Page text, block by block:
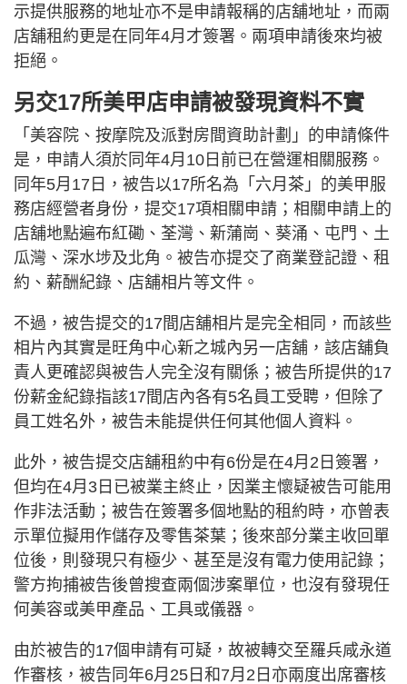
示提供服務的地址亦不是申請報稱的店舖地址，而兩
店舖租約更是在同年4月才簽署。兩項申請後來均被
拒絕。
另交17所美甲店申請被發現資料不實
「美容院、按摩院及派對房間資助計劃」的申請條件
是，申請人須於同年4月10日前已在營運相關服務。
同年5月17日，被告以17所名為「六月茶」的美甲服
務店經營者身份，提交17項相關申請；相關申請上的
店舖地點遍布紅磡、荃灣、新蒲崗、葵涌、屯門、土
瓜灣、深水埗及北角。被告亦提交了商業登記證、租
約、薪酬紀錄、店舖相片等文件。
不過，被告提交的17間店舖相片是完全相同，而該些
相片內其實是旺角中心新之城內另一店舖，該店舖負
責人更確認與被告人完全沒有關係；被告所提供的17
份薪金紀錄指該17間店內各有5名員工受聘，但除了
員工姓名外，被告未能提供任何其他個人資料。
此外，被告提交店舖租約中有6份是在4月2日簽署，
但均在4月3日已被業主終止，因業主懷疑被告可能用
作非法活動；被告在簽署多個地點的租約時，亦曾表
示單位擬用作儲存及零售茶葉；後來部分業主收回單
位後，則發現只有極少、甚至是沒有電力使用記錄；
警方拘捕被告後曾搜查兩個涉案單位，也沒有發現任
何美容或美甲產品、工具或儀器。
由於被告的17個申請有可疑，故被轉交至羅兵咸永道
作審核，被告同年6月25日和7月2日亦兩度出席審核